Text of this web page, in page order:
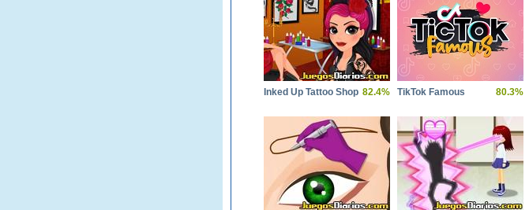
Inked Up Tattoo Shop 82.4% TikTok Famous 80.3%